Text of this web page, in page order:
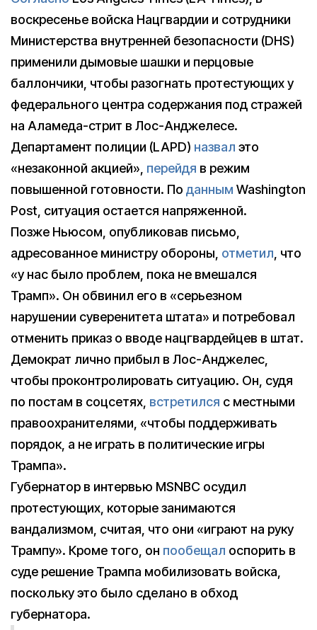
воскресенье войска Нацгвардии и сотрудники
Министерства внутренней безопасности (DHS)
применили дымовые шашки и перцовые
баллончики, чтобы разогнать протестующих у
федерального центра содержания под стражей
на Аламеда-стрит в Лос-Анджелесе.
Департамент полиции (LAPD) назвал это
«незаконной акцией», перейдя в режим
повышенной готовности. По данным Washington
Post, ситуация остается напряженной.
Позже Ньюсом, опубликовав письмо,
адресованное министру обороны, отметил, что
«у нас было проблем, пока не вмешался
Трамп». Он обвинил его в «серьезном
нарушении суверенитета штата» и потребовал
отменить приказ о вводе нацгвардейцев в штат.
Демократ лично прибыл в Лос-Анджелес,
чтобы проконтролировать ситуацию. Он, судя
по постам в соцсетях, встретился с местными
правоохранителями, «чтобы поддерживать
порядок, а не играть в политические игры
Трампа».
Губернатор в интервью MSNBC осудил
протестующих, которые занимаются
вандализмом, считая, что они «играют на руку
Трампу». Кроме того, он пообещал оспорить в
суде решение Трампа мобилизовать войска,
поскольку это было сделано в обход
губернатора.